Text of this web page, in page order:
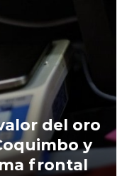
del oro
y
frontal